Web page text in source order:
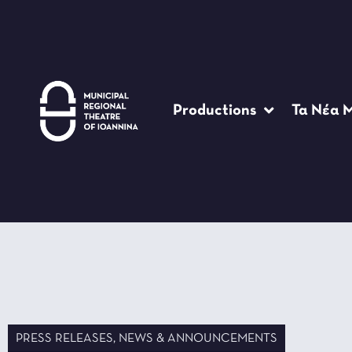
Productions Τα Νέα
PRESS RELEASES, NEWS & ANNOUNCEMENTS